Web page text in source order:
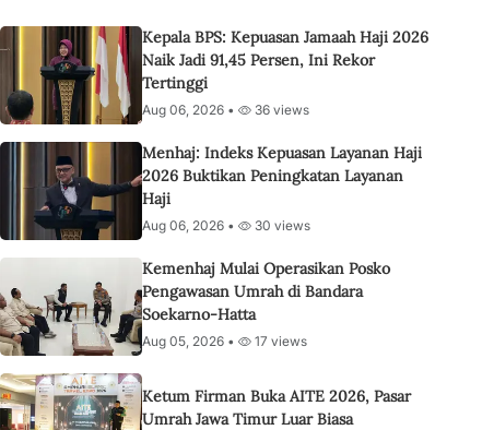
Kepala BPS: Kepuasan Jamaah Haji 2026
Naik Jadi 91,45 Persen, Ini Rekor
Tertinggi
Aug 06, 2026 • 36 views
Menhaj: Indeks Kepuasan Layanan Haji
2026 Buktikan Peningkatan Layanan
Haji
Aug 06, 2026 • 30 views
Kemenhaj Mulai Operasikan Posko
Pengawasan Umrah di Bandara
Soekarno-Hatta
Aug 05, 2026 • 17 views
Ketum Firman Buka AITE 2026, Pasar
Umrah Jawa Timur Luar Biasa